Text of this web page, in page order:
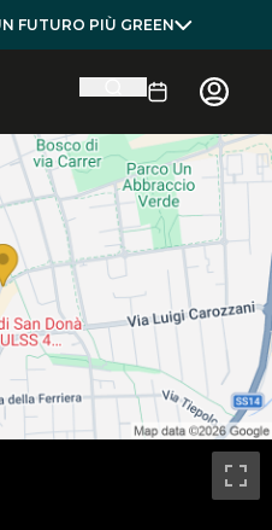
FUTURO PIÙ GREEN